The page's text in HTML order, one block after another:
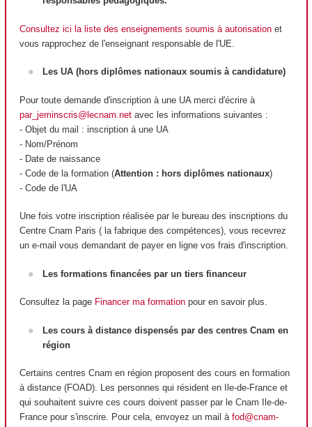
Consultez ici la liste des enseignements soumis à autorisation et
vous rapprochez de l'enseignant responsable de l'UE.
Les UA(hors diplômes nationauxsoumis à candidature)
Pour toute demande d'inscription à une UA merci d'écrire à
par_jeminscris@lecnam.net avec les informations suivantes :
- Objet du mail : inscription à une UA
- Nom/Prénom
- Date de naissance
- Code de la formation (Attention : hors diplômes nationaux)
- Code de l'UA
Une fois votre inscription réalisée par le bureau des inscriptions du
Centre Cnam Paris ( la fabrique des compétences), vous recevrez
un e-mail vous demandant de payer en ligne vos frais d'inscription.
Les formations financées par un tiers financeur
Consultez la page Financer ma formation pour en savoir plus.
Les cours à distance dispensés par des centres Cnam en
région
Certains centres Cnam en région proposent des cours en formation
à distance (FOAD). Les personnes qui résident en Ile-de-France et
qui souhaitent suivre ces cours doivent passer par le Cnam Ile-de-
France pour s'inscrire. Pour cela, envoyez un mail à fod@cnam-